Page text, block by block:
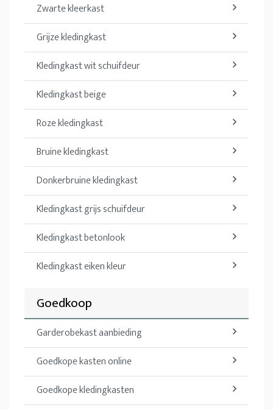
Zwarte kleerkast
Grijze kledingkast
Kledingkast wit schuifdeur
Kledingkast beige
Roze kledingkast
Bruine kledingkast
Donkerbruine kledingkast
Kledingkast grijs schuifdeur
Kledingkast betonlook
Kledingkast eiken kleur
Goedkoop
Garderobekast aanbieding
Goedkope kasten online
Goedkope kledingkasten